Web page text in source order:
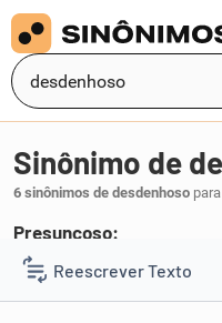
Reescrever Texto
Sinônimo de
6 sinônimos de desdenhoso
Presunçoso:
1 arrogante,